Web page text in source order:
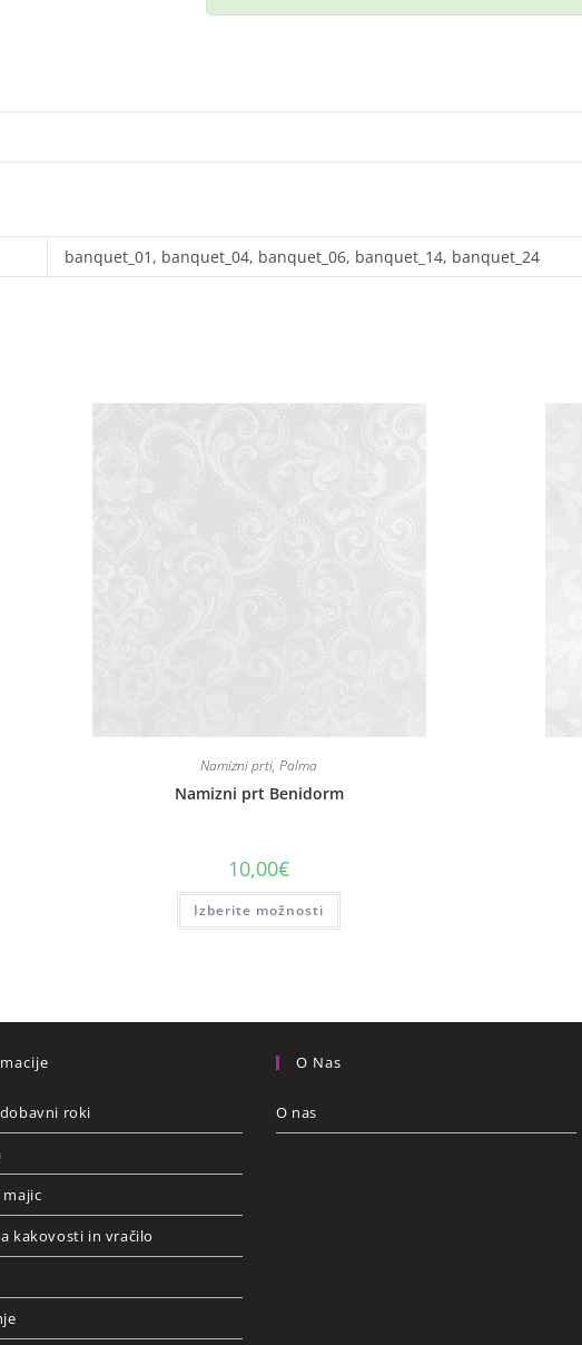
banquet_01, banquet_04, banquet_06, banquet_14, banquet_24
Namizni prti,Palma
Namizni prt Benidorm
10,00€
Izberite možnosti
roki
kakovosti in vračilo
O Nas
O nas